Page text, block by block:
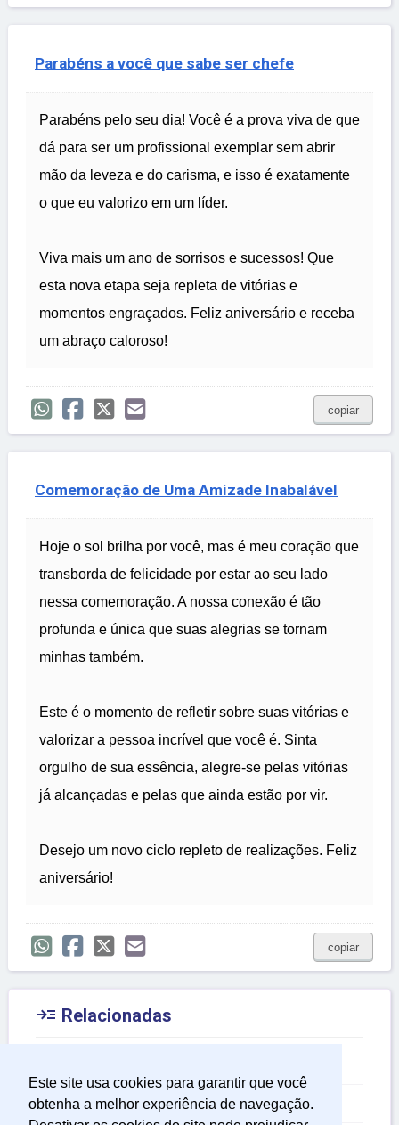
Este site usa cookies para garantir que você
obtenha a melhor experiência de navegação.
Parabéns a você que sabe ser chefe
Parabéns pelo seu dia! Você é a prova viva de que
dá para ser um profissional exemplar sem abrir
mão da leveza e do carisma, e isso é exatamente
o que eu valorizo em um líder.
Viva mais um ano de sorrisos e sucessos! Que
esta nova etapa seja repleta de vitórias e
momentos engraçados. Feliz aniversário e receba
um abraço caloroso!
copiar
Comemoração de Uma Amizade Inabalável
Hoje o sol brilha por você, mas é meu coração que
transborda de felicidade por estar ao seu lado
nessa comemoração. A nossa conexão é tão
profunda e única que suas alegrias se tornam
minhas também.
Este é o momento de refletir sobre suas vitórias e
valorizar a pessoa incrível que você é. Sinta
orgulho de sua essência, alegre-se pelas vitórias
já alcançadas e pelas que ainda estão por vir.
Desejo um novo ciclo repleto de realizações. Feliz
aniversário!
copiar
 Relacionadas
Mensagem para Amigos